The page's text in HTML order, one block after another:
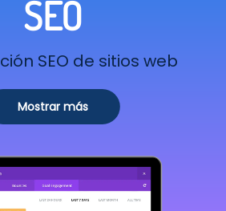
SEO
SEO de sitios web
Mostrar más